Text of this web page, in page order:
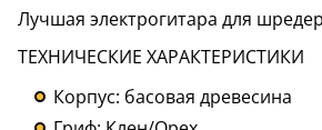
Лучшая электрогитара для
ТЕХНИЧЕСКИЕ ХАРАКТЕРИСТИКИ
Корпус: басовая древесина